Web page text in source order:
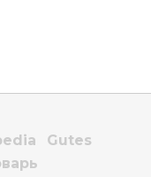
Gutes